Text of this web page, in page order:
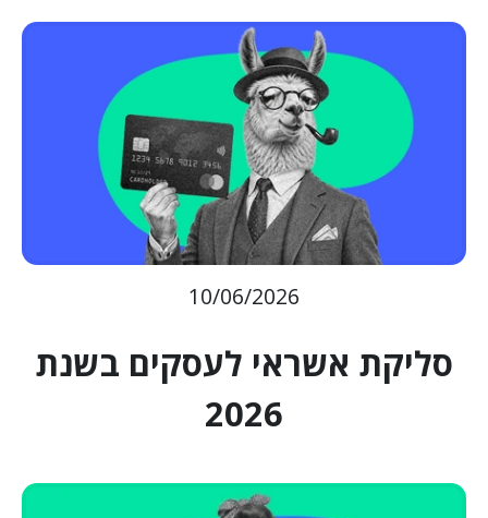
10/06/2026
סליקת אשראי לעסקים בשנת
2026